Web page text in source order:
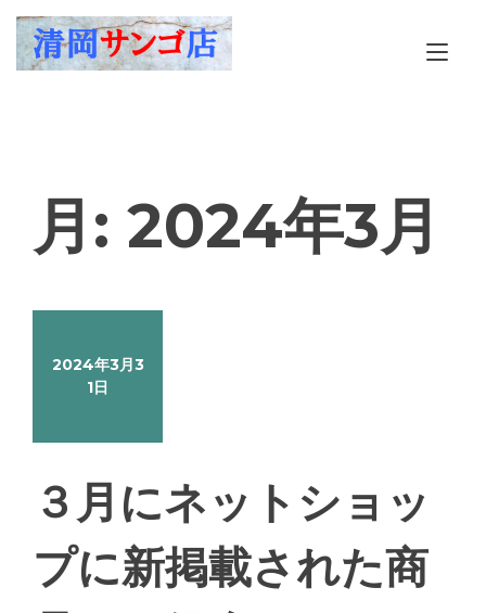
content
月: 2024年3月
2024年3月3
1日
３月にネットショッ
プに新掲載された商